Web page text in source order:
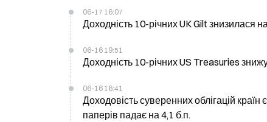
06-17 16:07
Доходність 10-річних UK Gilt знизилася
06-16 19:51
Доходність 10-річних US Treasuries
06-16 16:41
Доходовість суверенних облігацій країн
паперів падає на 4,1 б.п.